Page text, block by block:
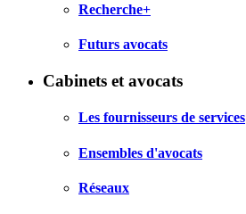
Recherche+
Futurs avocats
Cabinets et avocats
Les fournisseurs de services
Ensembles d'avocats
Réseaux